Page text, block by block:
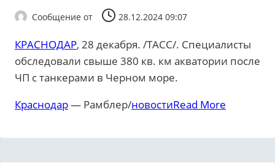
Сообщение от 28.12.2024 09:07
КРАСНОДАР, 28 декабря. /ТАСС/. Специалисты
обследовали свыше 380 кв. км акватории после
ЧП с танкерами в Черном море.
Краснодар— Рамблер/новостиRead More